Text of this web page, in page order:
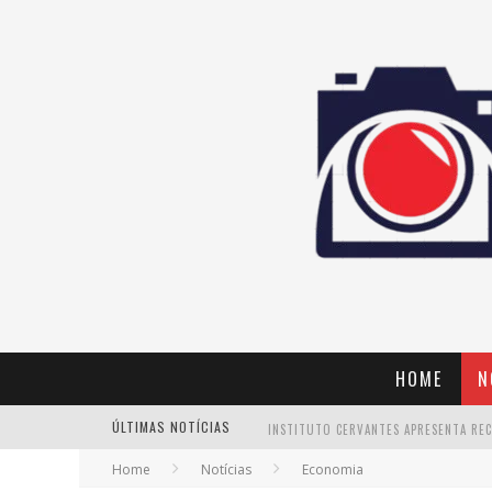
HOME
ÚLTIMAS NOTÍCIAS
Home Notícias Economia